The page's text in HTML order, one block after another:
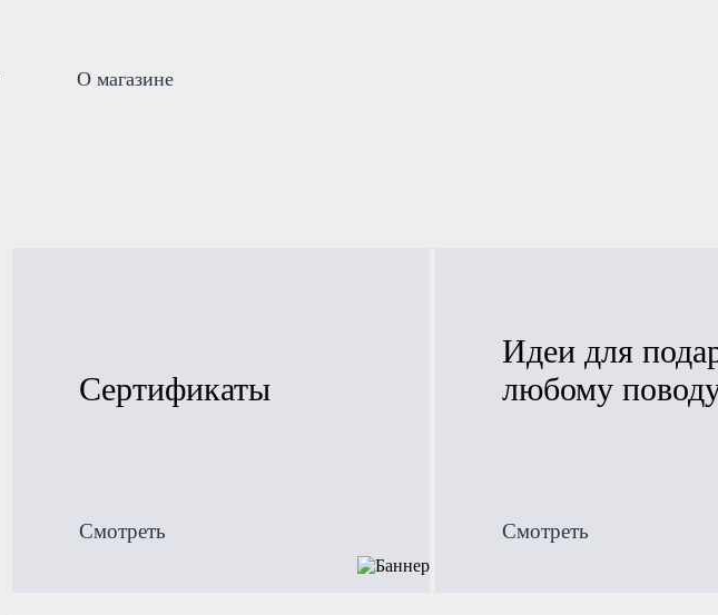
О магазине
Сертификаты
Смотреть
Идеи для
любому
Смотреть